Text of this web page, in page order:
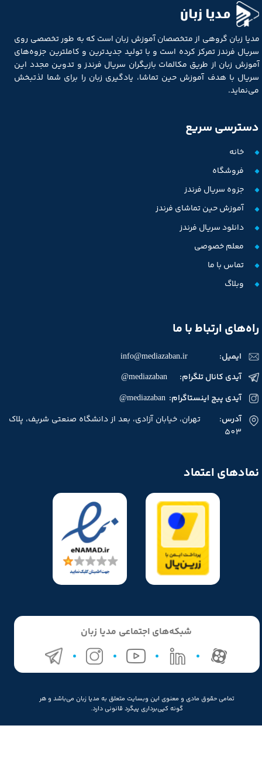
مدیا زبان
مدیا زبان گروهی از متخصصان آموزش زبان است که به طور تخصصی روی
سریال فرندز تمرکز کرده است و با تولید جدیدترین و کاملترین جزوه‌های
آموزش زبان از طریق مکالمات بازیگران سریال فرندز و تدوین مجدد این
سریال با هدف آموزش حین تماشا، یادگیری زبان را برای شما لذتبخش
می‌نماید.
نمادهای اعتماد
تمامی حقوق مادی و معنوی این وبسایت متعلق به مدیا زبان می‌باشد و هر
گونه کپی‌برداری پیگرد قانونی دارد.
خانه
فروشگاه
جزوه سریال فرندز
آموزش حین تماشای فرندز
دانلود سریال فرندز
معلم خصوصی
تماس با ما
وبلاگ
دسترسی سریع
راه‌های ارتباط با ما
ایمیل: info@mediazaban.ir
آدرس: تهران، خیابان آزادی، بعد از دانشگاه صنعتی شریف، پلاک
503
آیدی کانال تلگرام: mediazaban@
آیدی پیج اینستاگرام: mediazaban@
شبکه‌های اجتماعی مدیا زبان